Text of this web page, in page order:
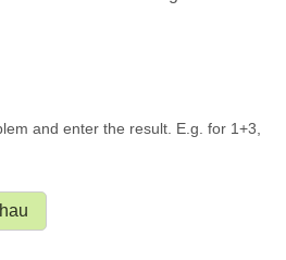
and enter the result. E.g. for 1+3,